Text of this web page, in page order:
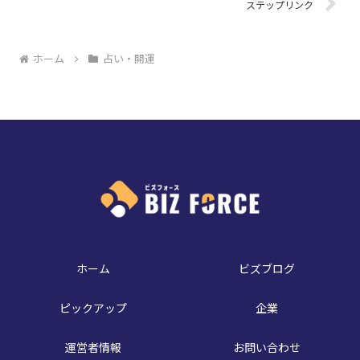
ステップリンク
ホーム 占い・開運
ホーム ビズブログ
ピックアップ 企業
運営者情報 お問い合わせ